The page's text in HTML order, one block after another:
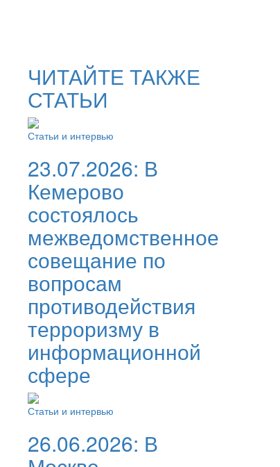
ЧИТАЙТЕ ТАКЖЕ
СТАТЬИ
Статьи и интервью
23.07.2026: В
Кемерово
состоялось
межведомственное
совещание по
вопросам
противодействия
терроризму в
информационной
сфере
Статьи и интервью
26.06.2026: В